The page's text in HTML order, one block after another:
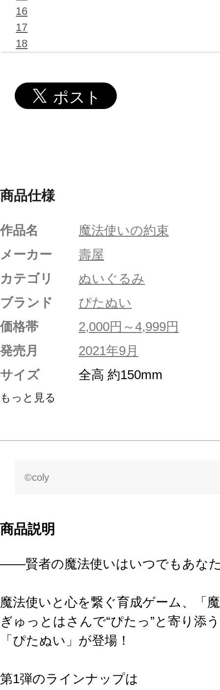
16
17
18
商品仕様
作品名
魔法使いの約束
メーカー
壽屋
カテゴリ
ぬいぐるみ
ブランド
ぴたぬい
価格帯
2,000円～4,999円
発売月
2021年9月
サイズ
全高 約150mm
もっと見る
©coly
商品説明
――賢者の魔法使いはいつでもあな
魔法使いと心を繋ぐ育成ゲーム、「
ぎゅっとはさんで“ぴたっ”と寄り添
「ぴたぬい」が登場！
第1弾のラインナップは